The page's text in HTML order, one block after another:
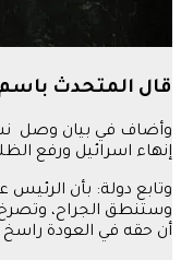
قال المتحدث
وأضاف في بيان وصل
إنهاء اسرائيل ورفع
وتابع دولة: بأن
وستنطق الجراح، وتصرخ
أن حقه في العودة